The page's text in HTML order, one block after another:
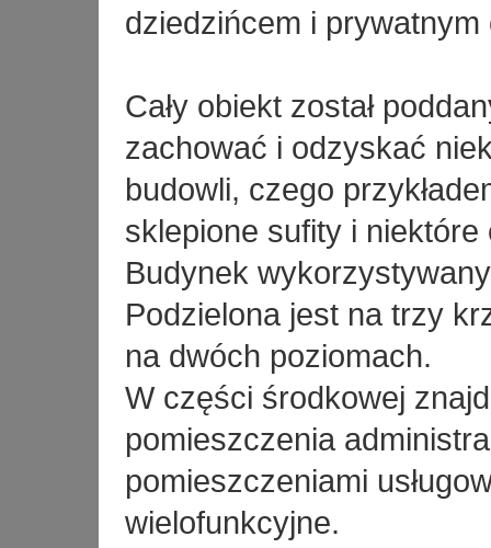
dziedzińcem i prywatnym
Cały obiekt został
zachować i odzyskać
budowli, czego
sklepione sufity i
Budynek
Podzielona jest na trzy
na dwóch poziomach.
W części środkowej
pomieszczenia
pomieszczeniami
wielofunkcyjne.